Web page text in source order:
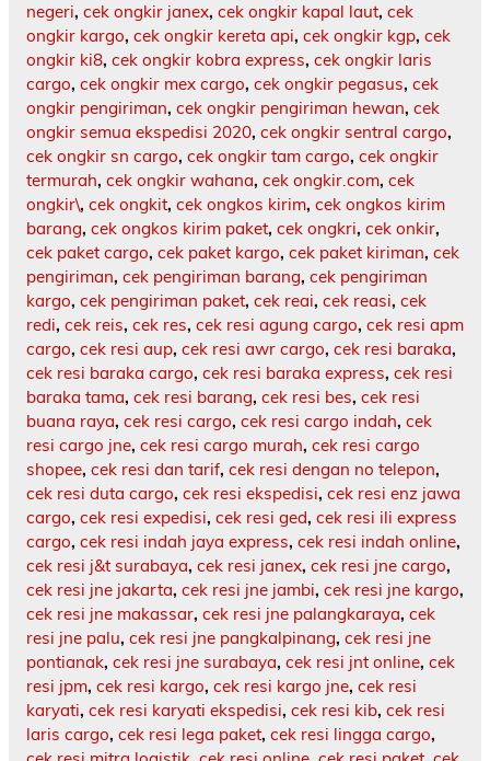
negeri, cek ongkir janex, cek ongkir kapal laut, cek
ongkir kargo, cek ongkir kereta api, cek ongkir kgp, cek
ongkir ki8, cek ongkir kobra express, cek ongkir laris
cargo, cek ongkir mex cargo, cek ongkir pegasus, cek
ongkir pengiriman, cek ongkir pengiriman hewan, cek
ongkir semua ekspedisi 2020, cek ongkir sentral cargo,
cek ongkir sn cargo, cek ongkir tam cargo, cek ongkir
termurah, cek ongkir wahana, cek ongkir.com, cek
ongkir\, cek ongkit, cek ongkos kirim, cek ongkos kirim
barang, cek ongkos kirim paket, cek ongkri, cek onkir,
cek paket cargo, cek paket kargo, cek paket kiriman, cek
pengiriman, cek pengiriman barang, cek pengiriman
kargo, cek pengiriman paket, cek reai, cek reasi, cek
redi, cek reis, cek res, cek resi agung cargo, cek resi apm
cargo, cek resi aup, cek resi awr cargo, cek resi baraka,
cek resi baraka cargo, cek resi baraka express, cek resi
baraka tama, cek resi barang, cek resi bes, cek resi
buana raya, cek resi cargo, cek resi cargo indah, cek
resi cargo jne, cek resi cargo murah, cek resi cargo
shopee, cek resi dan tarif, cek resi dengan no telepon,
cek resi duta cargo, cek resi ekspedisi, cek resi enz jawa
cargo, cek resi expedisi, cek resi ged, cek resi ili express
cargo, cek resi indah jaya express, cek resi indah online,
cek resi j&t surabaya, cek resi janex, cek resi jne cargo,
cek resi jne jakarta, cek resi jne jambi, cek resi jne kargo,
cek resi jne makassar, cek resi jne palangkaraya, cek
resi jne palu, cek resi jne pangkalpinang, cek resi jne
pontianak, cek resi jne surabaya, cek resi jnt online, cek
resi jpm, cek resi kargo, cek resi kargo jne, cek resi
karyati, cek resi karyati ekspedisi, cek resi kib, cek resi
laris cargo, cek resi lega paket, cek resi lingga cargo,